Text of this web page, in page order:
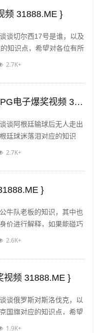
频 31888.ME }
谈切尔西17号是谁，以及
知识点，希望对各位有所
藏本站喔。 本文目录一
2.7K+
阿根廷输球后无人走出更衣室{PG电子爆奖视频 31888.ME }
谈阿根廷输球后无人走出
廷球迷落泪对应的知识
所帮助，不要忘了收藏本
2.7K+
}
牛队老板的知识，其中也
价进行解释，如果能碰巧
问题，别忘了关注本站，
2.6K+
视频 31888.ME }
谈俄罗斯对斯洛伐克，以
国旗对应的知识点，希望
不要忘了收藏本站喔。
1.9K+